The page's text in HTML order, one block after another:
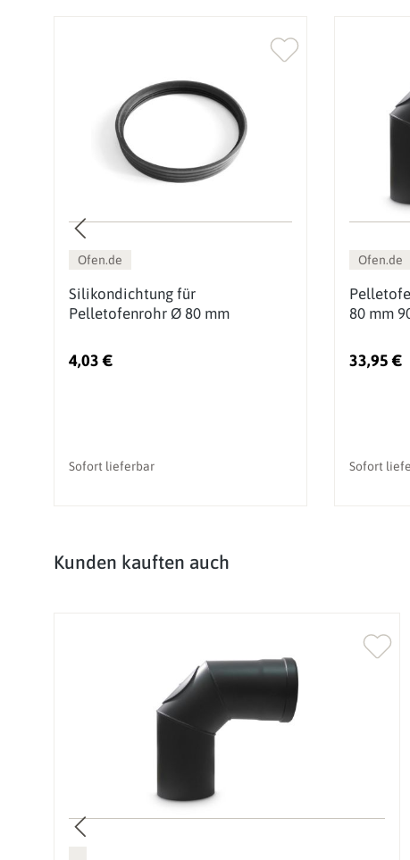
Ofen.de
Silikondichtung für
Pelletofenrohr Ø 80 mm
4,03 €
Sofort lieferbar
Ofen.de
80 mm
33,95 €
Sofort
Produktgalerie überspringen
Kunden kauften auch